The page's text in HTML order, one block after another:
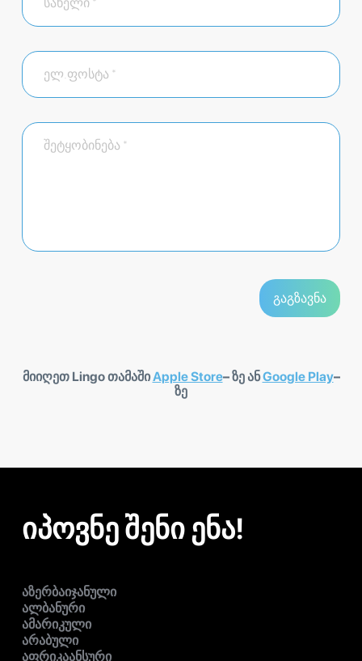
მიიღეთ Lingo თამაშიApple Store– ზე ანGoogle Play–
ზე
იპოვნე შენი ენა!
აზერბაიჯანული
ალბანური
ამარიკული
არაბული
აფრიკაანსური